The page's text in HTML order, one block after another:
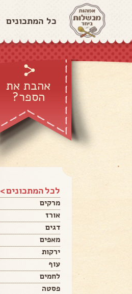
כל המתכונים
אהבת את
הספר?
לכל המתכונים >
מרקים
אורז
דגים
מאפים
ירקות
עוף
לחמים
פסטה